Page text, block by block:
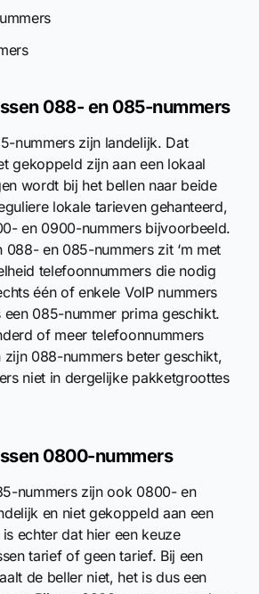
088- en 085-nummers
nummers zijn landelijk. Dat
gekoppeld zijn aan een lokaal
wordt bij het bellen naar beide
lokale tarieven gehanteerd,
en 0900-nummers bijvoorbeeld.
088- en 085-nummers zit ‘m met
telefoonnummers die nodig
één of enkele VoIP nummers
een 085-nummer prima geschikt.
of meer telefoonnummers
088-nummers beter geschikt,
niet in dergelijke pakketgroottes
0800-nummers
nummers zijn ook 0800- en
en niet gekoppeld aan een
echter dat hier een keuze
tarief of geen tarief. Bij een
de beller niet, het is dus een